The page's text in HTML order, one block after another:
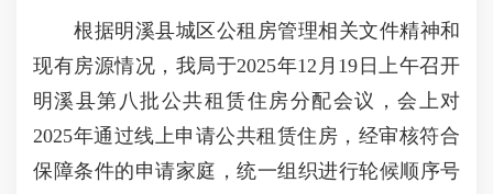
根据明溪县城区公租房管理相关文件精神和
现有房源情况，我局于2025年12月19日上午召开
明溪县第八批公共租赁住房分配会议，会上对
2025年通过线上申请公共租赁住房，经审核符合
保障条件的申请家庭，统一组织进行轮候顺序号